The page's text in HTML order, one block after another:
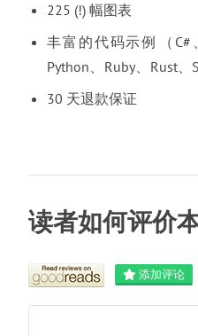
225 (!) 幅图表
丰富的代码示例
（ C# 、
Python、 Ruby、 Rust、
30 天退款保证
读者如何评价
添加评论